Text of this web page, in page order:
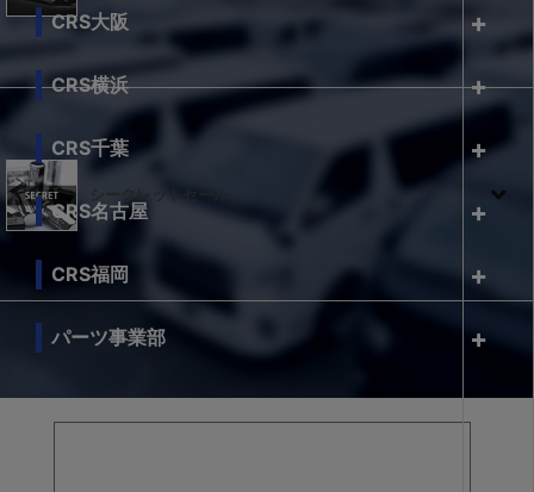
シークレットセール
CRS大阪
CRS横浜
CRS千葉
CRS名古屋
CRS福岡
パーツ事業部